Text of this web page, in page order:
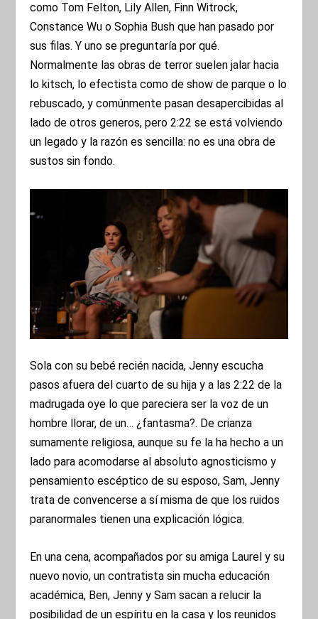
como Tom Felton, Lily Allen, Finn Witrock,
Constance Wu o Sophia Bush que han pasado por
sus filas. Y uno se preguntaría por qué.
Normalmente las obras de terror suelen jalar hacia
lo kitsch, lo efectista como de show de parque o lo
rebuscado, y comúnmente pasan desapercibidas al
lado de otros generos, pero 2:22 se está volviendo
un legado y la razón es sencilla: no es una obra de
sustos sin fondo.
Sola con su bebé recién nacida, Jenny escucha
pasos afuera del cuarto de su hija y a las 2:22 de la
madrugada oye lo que pareciera ser la voz de un
hombre llorar, de un… ¿fantasma?. De crianza
sumamente religiosa, aunque su fe la ha hecho a un
lado para acomodarse al absoluto agnosticismo y
pensamiento escéptico de su esposo, Sam, Jenny
trata de convencerse a sí misma de que los ruidos
paranormales tienen una explicación lógica.
En una cena, acompañados por su amiga Laurel y su
nuevo novio, un contratista sin mucha educación
académica, Ben, Jenny y Sam sacan a relucir la
posibilidad de un espíritu en la casa y los reunidos